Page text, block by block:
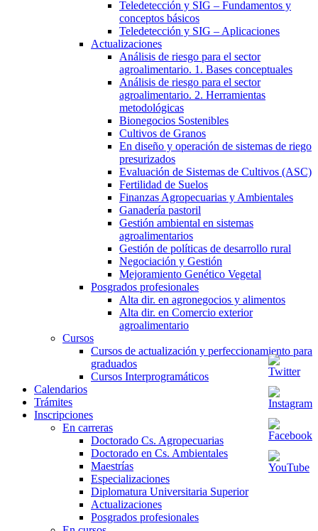
Teledetección y SIG – Fundamentos y
conceptos básicos
Teledetección y SIG – Aplicaciones
Actualizaciones
Análisis de riesgo para el sector
agroalimentario. 1. Bases conceptuales
Análisis de riesgo para el sector
agroalimentario. 2. Herramientas
metodológicas
Bionegocios Sostenibles
Cultivos de Granos
En diseño y operación de sistemas de riego
presurizados
Evaluación de Sistemas de Cultivos (ASC)
Fertilidad de Suelos
Finanzas Agropecuarias y Ambientales
Ganadería pastoril
Gestión ambiental en sistemas
agroalimentarios
Gestión de políticas de desarrollo rural
Negociación y Gestión
Mejoramiento Genético Vegetal
Posgrados profesionales
Alta dir. en agronegocios y alimentos
Alta dir. en Comercio exterior
agroalimentario
Cursos
Cursos de actualización y perfeccionamiento para
graduados
Cursos Interprogramáticos
Calendarios
Trámites
Inscripciones
En carreras
Doctorado Cs. Agropecuarias
Doctorado en Cs. Ambientales
Maestrías
Especializaciones
Diplomatura Universitaria Superior
Actualizaciones
Posgrados profesionales